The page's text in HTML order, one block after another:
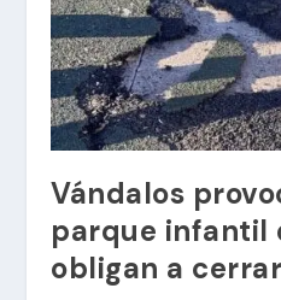
Vándalos
parque infantil
obligan a